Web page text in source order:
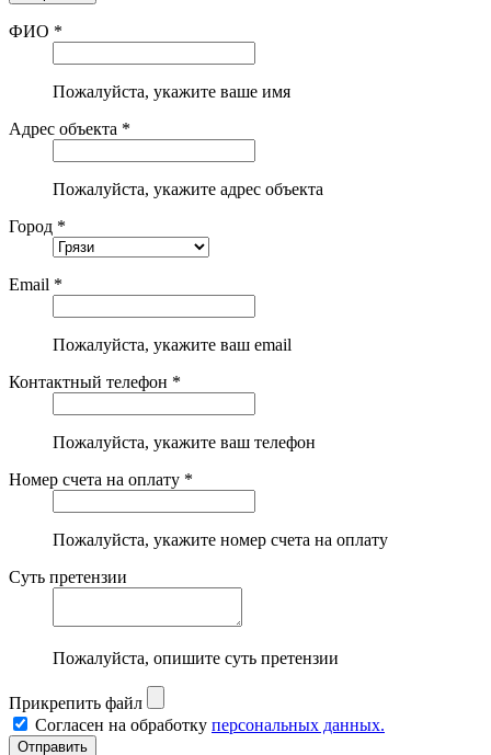
ФИО *
Пожалуйста, укажите ваше имя
Адрес объекта *
Пожалуйста, укажите адрес объекта
Город *
Email *
Пожалуйста, укажите ваш email
Контактный телефон *
Пожалуйста, укажите ваш телефон
Номер счета на оплату *
Пожалуйста, укажите номер счета на оплату
Суть претензии
Пожалуйста, опишите суть претензии
Прикрепить файл
Согласен на обработку персональных данных.